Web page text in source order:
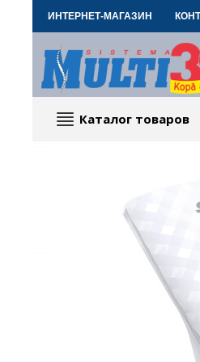
ИНТЕРНЕТ-МАГАЗИН
Каталог товаров
ТВ, Фото и